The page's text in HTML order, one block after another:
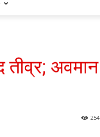
अवमान
254